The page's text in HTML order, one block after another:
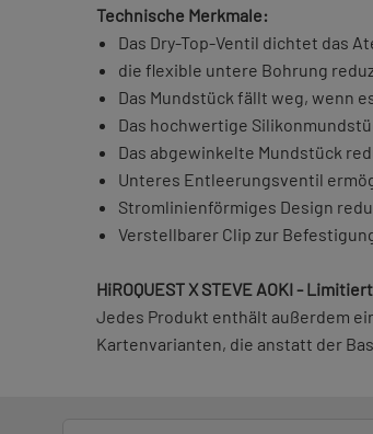
Technische Merkmale:
Das Dry-Top-Ventil dichtet das
die flexible untere Bohrung
Das Mundstück fällt weg, wenn
Das hochwertige
Das abgewinkelte Mundstück
Unteres Entleerungsventil
Stromlinienförmiges Design
Verstellbarer Clip zur
HiROQUEST X STEVE AOKI -
Jedes Produkt enthält außerdem
Kartenvarianten, die anstatt der